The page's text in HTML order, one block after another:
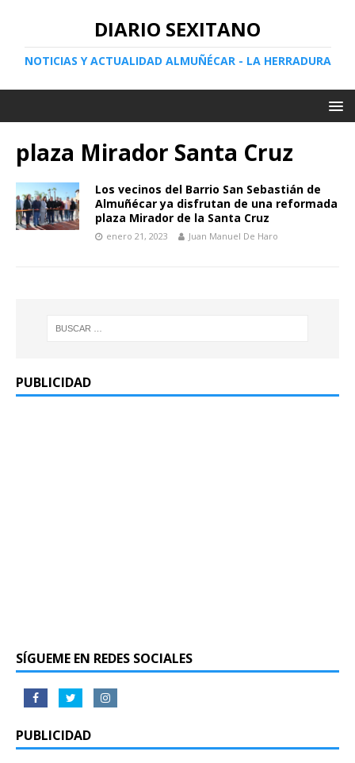
DIARIO SEXITANO
NOTICIAS Y ACTUALIDAD ALMUÑÉCAR - LA HERRADURA
plaza Mirador Santa Cruz
Los vecinos del Barrio San Sebastián de
Almuñécar ya disfrutan de una reformada
plaza Mirador de la Santa Cruz
enero 21, 2023 Juan Manuel De Haro
PUBLICIDAD
SÍGUEME EN REDES SOCIALES
PUBLICIDAD